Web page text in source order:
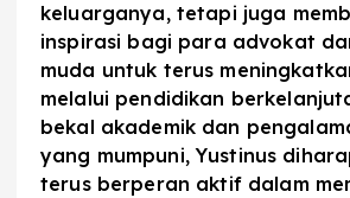
keluarganya, tetapi juga
inspirasi bagi para advokat
muda untuk terus
melalui pendidikan
bekal akademik dan
yang mumpuni, Yustinus
terus berperan aktif dalam